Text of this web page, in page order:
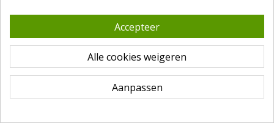
Het is een heel goed product voor het inpakken en
voor bescherming tijdens het transport
Accepteer
Alle cookies weigeren
Aanpassen